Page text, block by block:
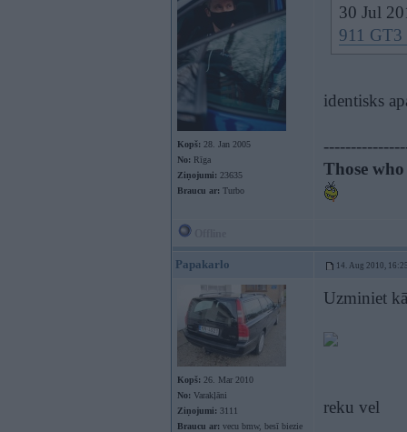
Kopš: 28. Jan 2005
No: Rīga
Ziņojumi: 23635
Braucu ar: Turbo
30 Jul
911
identisks
Those
Papakarlo 14. Aug 2010,
Kopš: 26. Mar 2010
No: Varakļāni
Ziņojumi: 3111
Braucu ar: vecu bmw, besī biezie
Uzminiet
reku vel